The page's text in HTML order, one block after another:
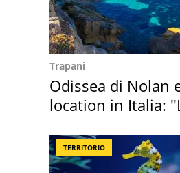
Trapani
Odissea di Nolan
location in Italia:
TERRITORIO